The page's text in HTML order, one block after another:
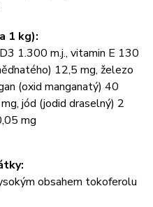
1 kg):
1.300 m.j., vitamin E 130
12,5 mg, železo
(oxid manganatý) 40
jód (jodid draselný) 2
mg
obsahem tokoferolu